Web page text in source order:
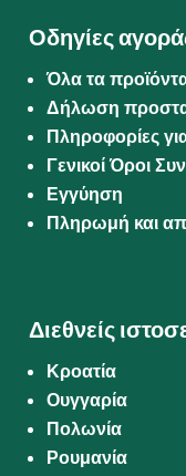
Οδηγίες
Όλα τα
Δήλωση
Πληροφορίες
Γενικοί Όροι
Εγγύηση
Πληρωμή και
Διεθνείς
Κροατία
Ουγγαρία
Πολωνία
Ρουμανία